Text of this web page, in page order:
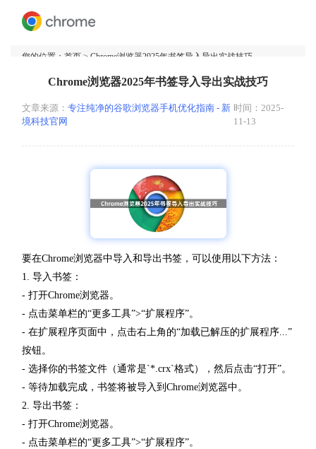
您的位置： 首页 > Chrome浏览器2025年书签导入导出实战技巧
Chrome浏览器2025年书签导入导出实战技巧
文章来源： 专注纯净的谷歌浏览器手机优化指南 - 新
境科技官网
时间：2025-
11-13
要在Chrome浏览器中导入和导出书签，可以使用以下方法：
1. 导入书签：
- 打开Chrome浏览器。
- 点击菜单栏的“更多工具”>“扩展程序”。
- 在扩展程序页面中，点击右上角的“加载已解压的扩展程序...”
按钮。
- 选择你的书签文件（通常是`*.crx`格式），然后点击“打开”。
- 等待加载完成，书签将被导入到Chrome浏览器中。
2. 导出书签：
- 打开Chrome浏览器。
- 点击菜单栏的“更多工具”>“扩展程序”。